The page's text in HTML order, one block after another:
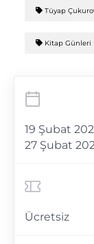
Tüyap
Kitap Günleri
19 Şubat
27 Şubat
Ücretsiz